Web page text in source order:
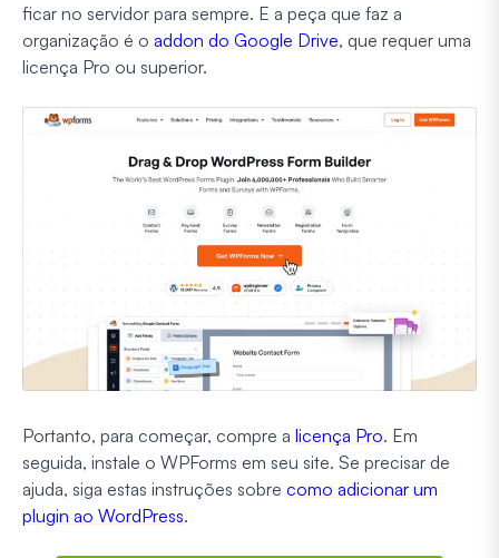
ficar no servidor para sempre. E a peça que faz a
organização é o addon do Google Drive, que requer uma
licença Pro ou superior.
Portanto, para começar, compre a licença Pro. Em
seguida, instale o WPForms em seu site. Se precisar de
ajuda, siga estas instruções sobre como adicionar um
plugin ao WordPress.